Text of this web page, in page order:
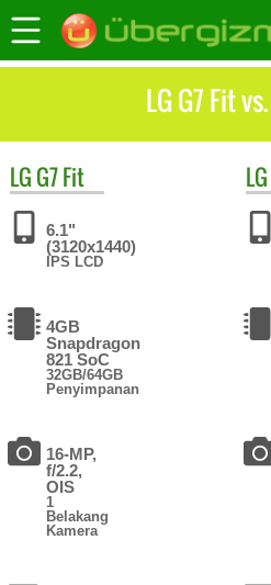
LG G7 Fit
LG G7 Fit
6.1"
(3120x1440)
IPS LCD
4GB
Snapdragon
821 SoC
32GB/64GB
Penyimpanan
16-MP,
f/2.2,
OIS
1
Belakang
Kamera
LG